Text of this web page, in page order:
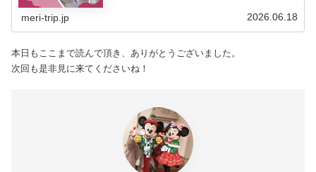
meri-trip.jp 2026.06.18
本日もここまで読んで頂き、ありがとうございました。
次回も是非見に来てくださいね！